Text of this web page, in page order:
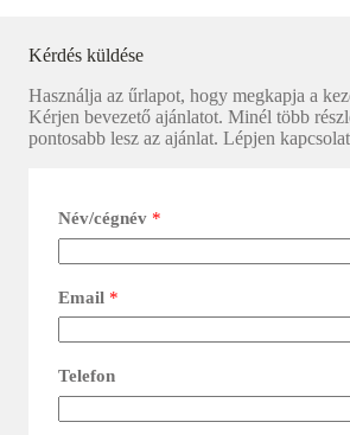
Kérdés küldése
Használja az űrlapot, hogy megkapja a
Kérjen bevezető ajánlatot. Minél több
pontosabb lesz az ajánlat. Lépjen
Név/cégnév *
Email *
Telefon